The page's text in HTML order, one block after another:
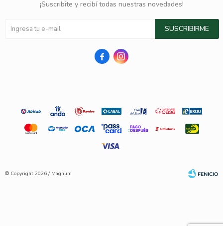
¡Suscribite y recibí todas nuestras novedades!
SUSCRIBIRME
 
© Copyright 2026 / Magnum